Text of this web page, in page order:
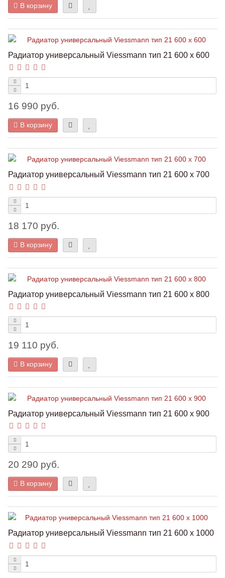
В корзину
Радиатор универсальный Viessmann тип 21 600 x 600
16 990 руб.
В корзину
Радиатор универсальный Viessmann тип 21 600 x 700
18 170 руб.
В корзину
Радиатор универсальный Viessmann тип 21 600 x 800
19 110 руб.
В корзину
Радиатор универсальный Viessmann тип 21 600 x 900
20 290 руб.
В корзину
Радиатор универсальный Viessmann тип 21 600 x 1000